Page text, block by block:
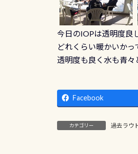
今日のIOPは透明度
どれくらい暖かいか
透明度も良く水も青
Facebook
カテゴリー 過去ラウ